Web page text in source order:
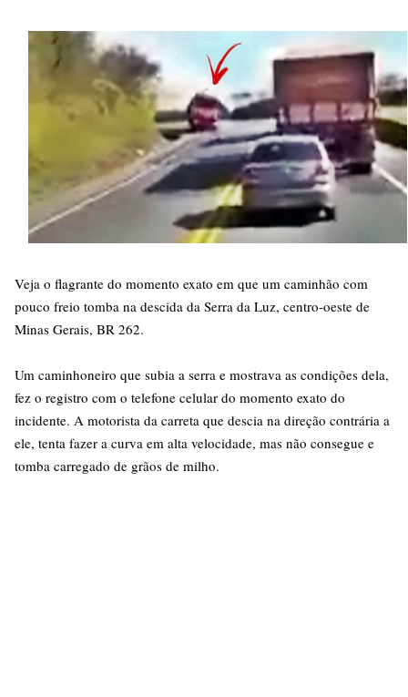
Veja o flagrante do momento exato em que um caminhão com
pouco freio tomba na descida da Serra da Luz, centro-oeste de
Minas Gerais, BR 262.
Um caminhoneiro que subia a serra e mostrava as condições dela,
fez o registro com o telefone celular do momento exato do
incidente. A motorista da carreta que descia na direção contrária a
ele, tenta fazer a curva em alta velocidade, mas não consegue e
tomba carregado de grãos de milho.